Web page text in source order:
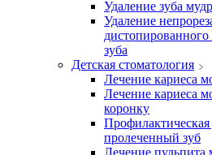
Удаление зуба
Удаление
зуба
Детская стоматология
Лечение кариеса
Лечение кариеса
коронку
Профилактическая
пролеченный зуб